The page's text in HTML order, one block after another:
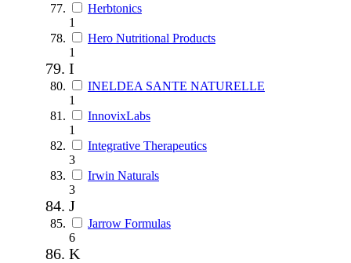
Herbtonics
1
Hero Nutritional Products
1
I
INELDEA SANTE NATURELLE
1
InnovixLabs
1
Integrative Therapeutics
3
Irwin Naturals
3
J
Jarrow Formulas
6
K